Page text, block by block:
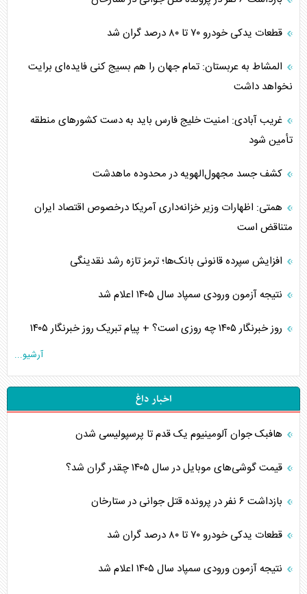
قطعات یدکی خودرو ۷۰ تا ۸۰ درصد گران شد
المشاط به عربستان: تمام جهان را هم بسیج کنی فایده‌ای برایت
نخواهد داشت
غریب آبادی: امنیت خلیج فارس باید به دست کشورهای منطقه
تأمین شود
کشف جسد مجهول‌الهویه در محدوده ماهدشت
همتی: اظهارات وزیر خزانه‌داری آمریکا درخصوص اقتصاد ایران
متناقض است
افزایش سپرده قانونی بانک‌ها؛ ترمز تازه رشد نقدینگی
نتیجه آزمون ورودی سمپاد سال ۱۴۰۵ اعلام شد
روز خبرنگار ۱۴۰۵ چه روزی است؟ + پیام تبریک روز خبرنگار ۱۴۰۵
آرشیو...
اخبار داغ
هافبک جوان آلومینیوم یک قدم تا پرسپولیسی شدن
قیمت گوشی‌های موبایل در سال ۱۴۰۵ چقدر گران شد؟
بازداشت ۶ نفر در پرونده قتل جوانی در ستارخان
قطعات یدکی خودرو ۷۰ تا ۸۰ درصد گران شد
نتیجه آزمون ورودی سمپاد سال ۱۴۰۵ اعلام شد